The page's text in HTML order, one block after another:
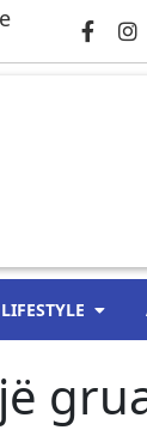
LIFESTYLE